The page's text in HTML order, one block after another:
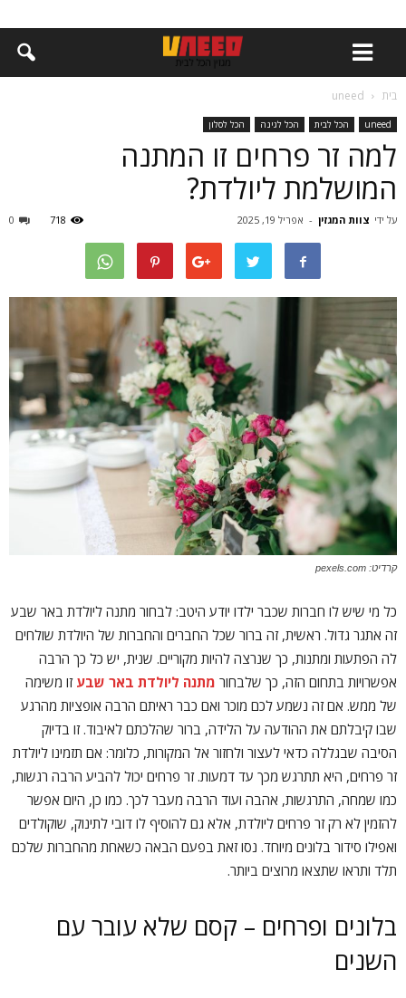
בית uneed
uneed הכל לבית הכל לגינה הכל לסלון
למה זר פרחים זו המתנה
המושלמת ליולדת?
על ידי צוות המגזין - אפריל 19, 2025 0 718
קרדיט: pexels.com
כל מי שיש לו חברות שכבר ילדו יודע היטב: לבחור מתנה ליולדת באר שבע
זה אתגר גדול. ראשית, זה ברור שכל החברים והחברות של היולדת שולחים
לה הפתעות ומתנות, כך שנרצה להיות מקוריים. שנית, יש כל כך הרבה
אפשרויות בתחום הזה, כך שלבחור מתנה ליולדת באר שבע זו משימה
של ממש. אם זה נשמע לכם מוכר ואם כבר ראיתם הרבה אופציות מהרגע
שבו קיבלתם את ההודעה על הלידה, ברור שהלכתם לאיבוד. זו בדיוק
הסיבה שבגללה כדאי לעצור ולחזור אל המקורות, כלומר: אם תזמינו ליולדת
זר פרחים, היא תתרגש מכך עד דמעות. זר פרחים יכול להביע הרבה רגשות,
כמו שמחה, התרגשות, אהבה ועוד הרבה מעבר לכך. כמו כן, היום אפשר
להזמין לא רק זר פרחים ליולדת, אלא גם להוסיף לו דובי לתינוק, שוקולדים
ואפילו סידור בלונים מיוחד. נסו זאת בפעם הבאה כשאחת מהחברות שלכם
תלד ותראו שתצאו מרוצים ביותר.
בלונים ופרחים – קסם שלא עובר עם
השנים